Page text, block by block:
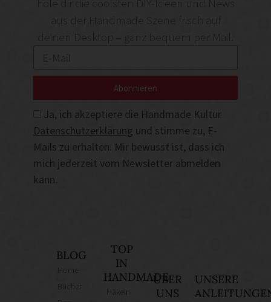
deinen Desktop – ganz bequem per Mail.
Ja, ich akzeptiere die Handmade Kultur
Datenschutzerklärung und stimme zu, E-
Mails zu erhalten. Mir bewusst ist, dass ich
mich jederzeit vom Newsletter abmelden
kann.
Abonnieren
BLOG
TOP
IN
HANDMADEÜBER
UNS
UNSERE